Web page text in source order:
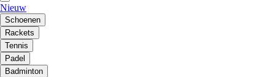
Nieuw
Schoenen
Rackets
Tennis
Padel
Badminton